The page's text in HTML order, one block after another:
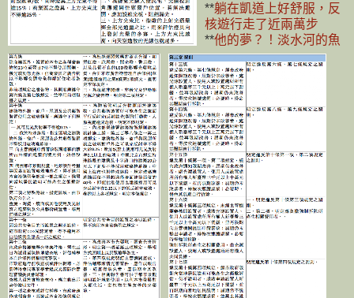
**躺在凱道上好舒服，反
核遊行走了近兩萬步
**他的夢？！淡水河的魚